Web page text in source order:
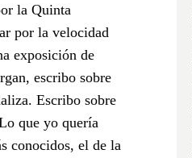
la Quinta
por la velocidad
exposición de
escribo sobre
Escribo sobre
que yo quería
conocidos, el de la